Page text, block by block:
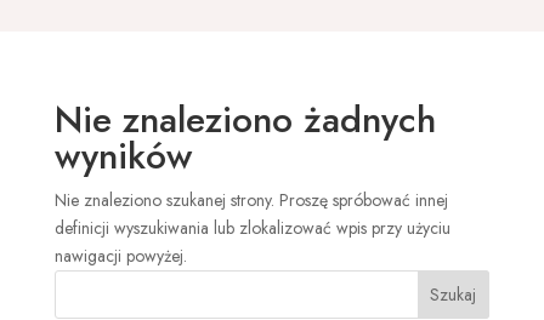
Nie znaleziono żadnych
wyników
Nie znaleziono szukanej strony. Proszę spróbować innej
definicji wyszukiwania lub zlokalizować wpis przy użyciu
nawigacji powyżej.
Szukaj